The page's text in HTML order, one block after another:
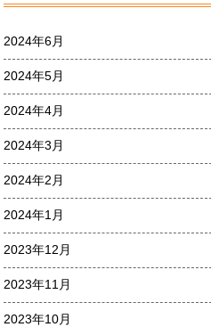
2024年6月
2024年5月
2024年4月
2024年3月
2024年2月
2024年1月
2023年12月
2023年11月
2023年10月